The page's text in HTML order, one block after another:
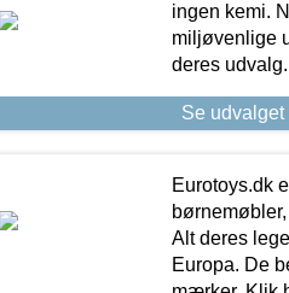
ingen kemi.
miljøvenlige
deres udvalg.
Se
Eurotoys.dk
Alt deres
Europa. De